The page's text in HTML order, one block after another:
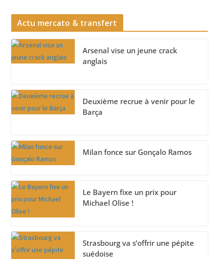
Actu mercato & transfert
Arsenal vise un jeune crack
anglais
Deuxième recrue à venir pour le
Barça
Milan fonce sur Gonçalo Ramos
Le Bayern fixe un prix pour
Michael Olise !
Strasbourg va s’offrir une pépite
suédoise